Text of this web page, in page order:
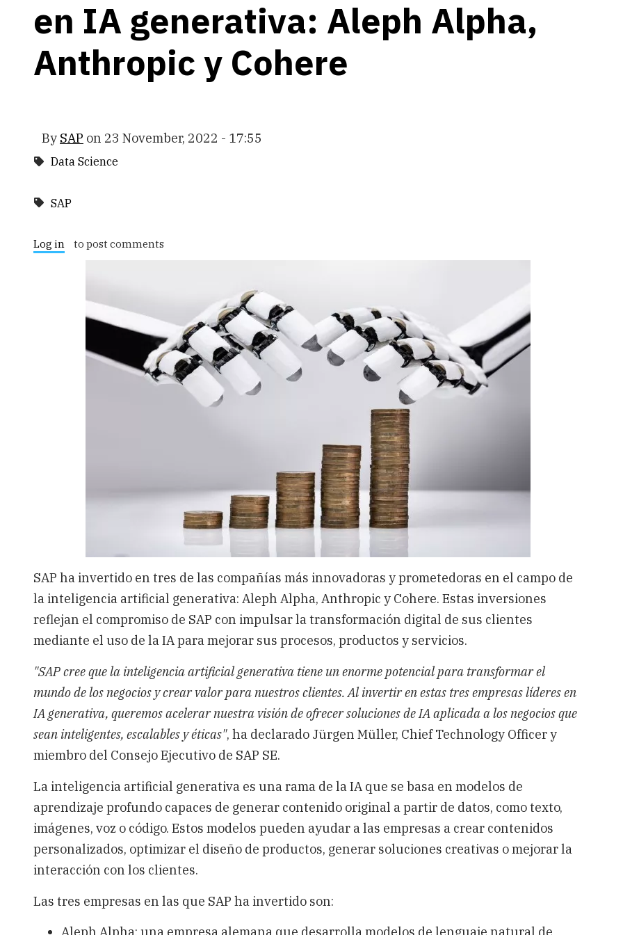
en IA generativa: Aleph Alpha,
Anthropic y Cohere
By SAP on 23 November, 2022 - 17:55
Data Science
SAP
Log in to post comments
SAP ha invertido en tres de las compañías más innovadoras y prometedoras en el campo de
la inteligencia artificial generativa: Aleph Alpha, Anthropic y Cohere. Estas inversiones
reflejan el compromiso de SAP con impulsar la transformación digital de sus clientes
mediante el uso de la IA para mejorar sus procesos, productos y servicios.
"SAP cree que la inteligencia artificial generativa tiene un enorme potencial para transformar el
mundo de los negocios y crear valor para nuestros clientes. Al invertir en estas tres empresas líderes en
IA generativa, queremos acelerar nuestra visión de ofrecer soluciones de IA aplicada a los negocios que
sean inteligentes, escalables y éticas", ha declarado Jürgen Müller, Chief Technology Officer y
miembro del Consejo Ejecutivo de SAP SE.
La inteligencia artificial generativa es una rama de la IA que se basa en modelos de
aprendizaje profundo capaces de generar contenido original a partir de datos, como texto,
imágenes, voz o código. Estos modelos pueden ayudar a las empresas a crear contenidos
personalizados, optimizar el diseño de productos, generar soluciones creativas o mejorar la
interacción con los clientes.
Las tres empresas en las que SAP ha invertido son:
Aleph Alpha: una empresa alemana que desarrolla modelos de lenguaje natural de